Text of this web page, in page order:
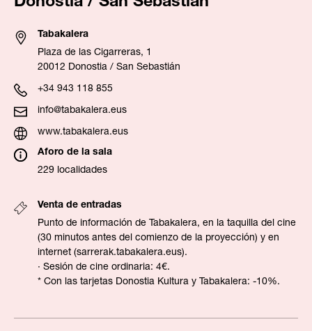
Tabakalera
Plaza de las Cigarreras, 1
20012 Donostia / San Sebastián
+34 943 118 855
info@tabakalera.eus
www.tabakalera.eus
Aforo de la sala
229 localidades
Venta de entradas
Punto de información de Tabakalera, en la taquilla del cine
(30 minutos antes del comienzo de la proyección) y en
internet (sarrerak.tabakalera.eus).
· Sesión de cine ordinaria: 4€.
* Con las tarjetas Donostia Kultura y Tabakalera: -10%.